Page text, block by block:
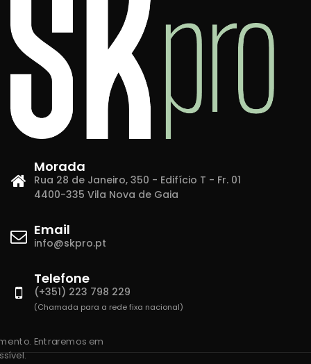
Morada
Rua 28 de Janeiro, 350 - Edifício T - Fr. 01
4400-335 Vila Nova de Gaia
Email
info@skpro.pt
Telefone
(+351) 223 798 229
(Chamada para a rede fixa nacional)
Entraremos em